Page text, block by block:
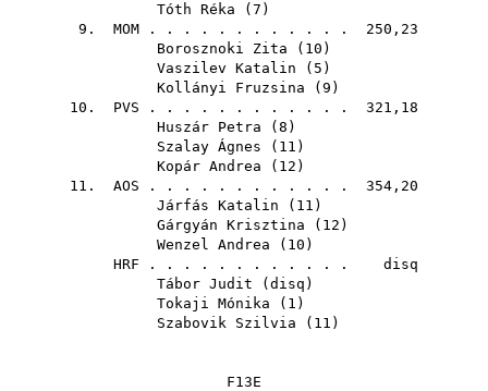
Tóth Réka ( 7 )
9. MOM . . . . . . . . . . . . 250,23
Borosznoki Zita ( 10 )
Vaszilev Katalin ( 5 )
Kollányi Fruzsina ( 9 )
10. PVS . . . . . . . . . . . . 321,18
Huszár Petra ( 8 )
Szalay Ágnes ( 11 )
Kopár Andrea ( 12 )
11. AOS . . . . . . . . . . . . 354,20
Járfás Katalin ( 11 )
Gárgyán Krisztina ( 12 )
Wenzel Andrea ( 10 )
HRF . . . . . . . . . . . . disq
Tábor Judit ( disq )
Tokaji Mónika ( 1 )
Szabovik Szilvia ( 11 )
F13E